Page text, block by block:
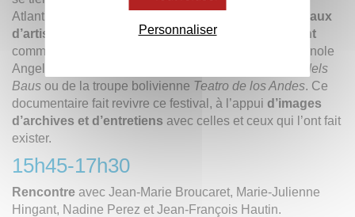
Atlantiques et permet de découvrir en France les
travaux
d’artistes aujourd’hui reconnus internationalement
comme ceux de l’argentin Rodrigo Garcia, de l’espagnole
Angelica Liddell, de la compagnie catalane
La Fura dels
Baus ou de la troupe bolivienne Teatro de los Andes. Ce
documentaire fait revivre ce festival, à l’appui d’images
d’archives et d’entretiens avec celles et ceux qui l’ont fait
exister.
15h45-17h30
Rencontre avec Jean-Marie Broucaret, Marie-Julienne
Hingant, Nadine Perez et Jean-François Hautin.
Personnaliser